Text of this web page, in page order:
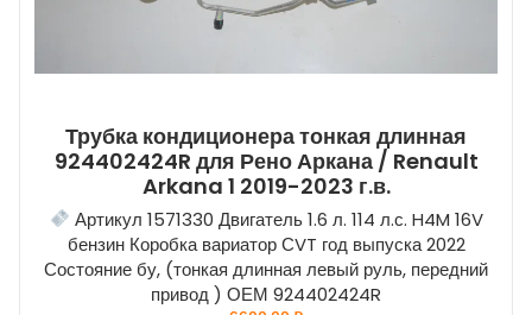
Трубка кондиционера тонкая длинная
924402424R для Рено Аркана / Renault
Arkana 1 2019-2023 г.в.
Артикул 1571330 Двигатель 1.6 л. 114 л.с. H4M 16V
бензин Коробка вариатор СVT год выпуска 2022
Состояние бу, (тонкая длинная левый руль, передний
привод ) ОЕМ 924402424R